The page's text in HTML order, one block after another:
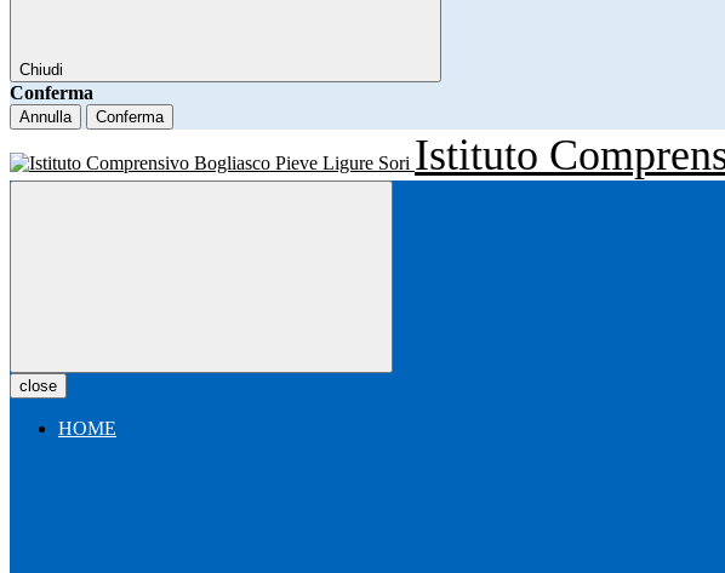
Chiudi
Conferma
Annulla Conferma
Istituto
close
HOME